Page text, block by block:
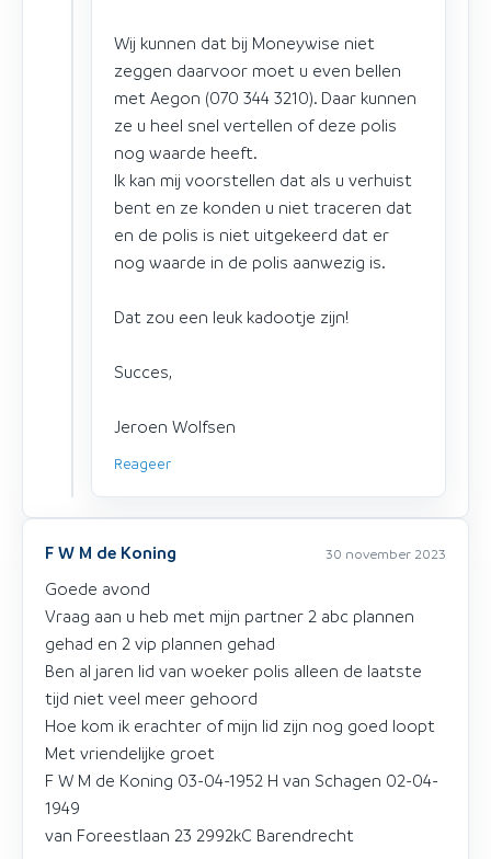
Wij kunnen dat bij Moneywise niet
zeggen daarvoor moet u even bellen
met Aegon (070 344 3210). Daar kunnen
ze u heel snel vertellen of deze polis
nog waarde heeft.
Ik kan mij voorstellen dat als u verhuist
bent en ze konden u niet traceren dat
en de polis is niet uitgekeerd dat er
nog waarde in de polis aanwezig is.
Dat zou een leuk kadootje zijn!
Succes,
Jeroen Wolfsen
Reageer
F W M de Koning 30 november 2023
Goede avond
Vraag aan u heb met mijn partner 2 abc plannen
gehad en 2 vip plannen gehad
Ben al jaren lid van woeker polis alleen de laatste
tijd niet veel meer gehoord
Hoe kom ik erachter of mijn lid zijn nog goed loopt
Met vriendelijke groet
F W M de Koning 03-04-1952 H van Schagen 02-04-
1949
van Foreestlaan 23 2992kC Barendrecht